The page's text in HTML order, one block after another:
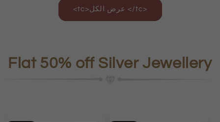
<tc>عرض الكل </tc>
Flat 50% off Silver Jewellery